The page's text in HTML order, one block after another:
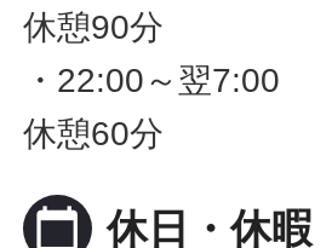
休憩90分
・22:00～翌7:00
休憩60分
calendar_today 休日・休暇